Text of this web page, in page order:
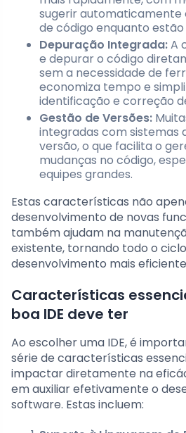
sugerir automaticamente
de código enquanto
Depuração Integrada:A
e depurar o código
sem a necessidade de
economiza tempo e
identificação e correção
Gestão de Versões:
integradas com sistemas
versão, o que facilita o
mudanças no código,
equipes grandes.
Estas características não
desenvolvimento de novas
também ajudam na
existente, tornando todo o
desenvolvimento mais
Características
boa IDE deve ter
Ao escolher uma IDE, é
série de características
impactar diretamente na
em auxiliar efetivamente o
software. Estas incluem: